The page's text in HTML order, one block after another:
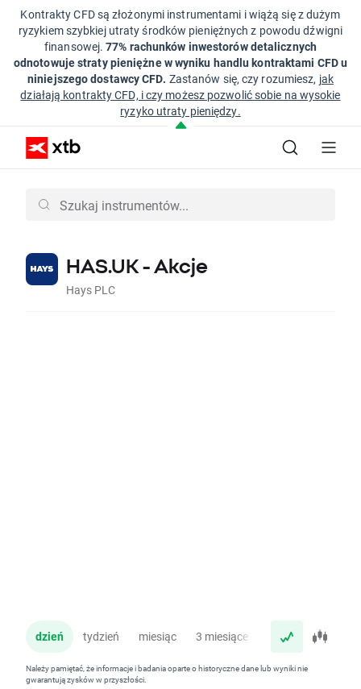
Kontrakty CFD są złożonymi instrumentami i wiążą się z dużym
ryzykiem szybkiej utraty środków pieniężnych z powodu dźwigni
finansowej.77% rachunków inwestorów detalicznych
odnotowuje straty pieniężne w wyniku handlu kontraktami CFD u
niniejszego dostawcy CFD. Zastanów się, czy rozumiesz, jak
działają kontrakty CFD, i czy możesz pozwolić sobie na wysokie
ryzyko utraty pieniędzy.
HAS.UK - Akcje
Hays PLC
dzień tydzień miesiąc 3 miesiące rok
Należy pamiętać, że informacje i badania oparte o historyczne dane lub wyniki nie
gwarantują zysków w przyszłości.